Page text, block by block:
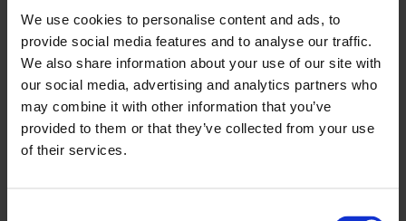
We use cookies to personalise content and ads, to
provide social media features and to analyse our traffic.
We also share information about your use of our site with
our social media, advertising and analytics partners who
may combine it with other information that you’ve
provided to them or that they’ve collected from your use
of their services.
mellem virksomheder og kunder. Hvis du giver hyppige
opdateringer og informerer om forsinkelser eller ekstra
omkostninger på forhånd, er der større sandsynlighed
for, at kunder, der holder sig informeret gennem hele
processen, sætter pris på indsatsen og håndterer
dårlige nyheder med logik og ynde.